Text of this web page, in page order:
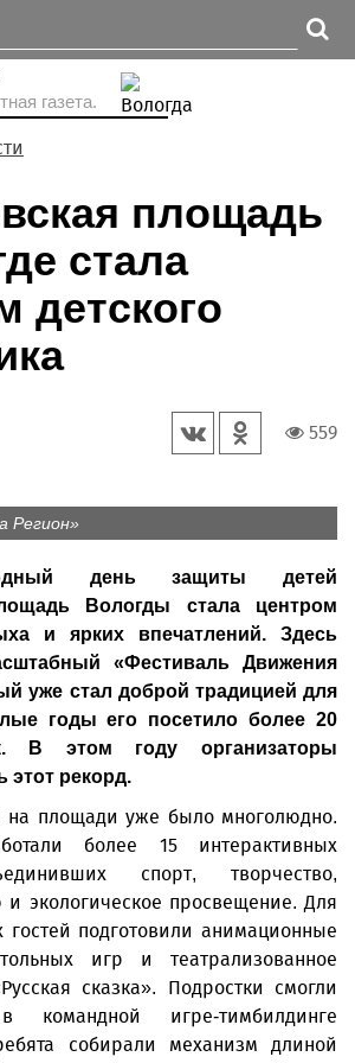
газета.
площадь
стала
детского
559
Регион»
день защиты детей
Вологды стала центром
и ярких впечатлений. Здесь
«Фестиваль Движения
уже стал доброй традицией для
годы его посетило более 20
В этом году организаторы
этот рекорд.
на площади уже было многолюдно.
более 15 интерактивных
спорт, творчество,
экологическое просвещение. Для
гостей подготовили анимационные
игр и театрализованное
сказка». Подростки смогли
в командной игре-тимбилдинге
собирали механизм длиной